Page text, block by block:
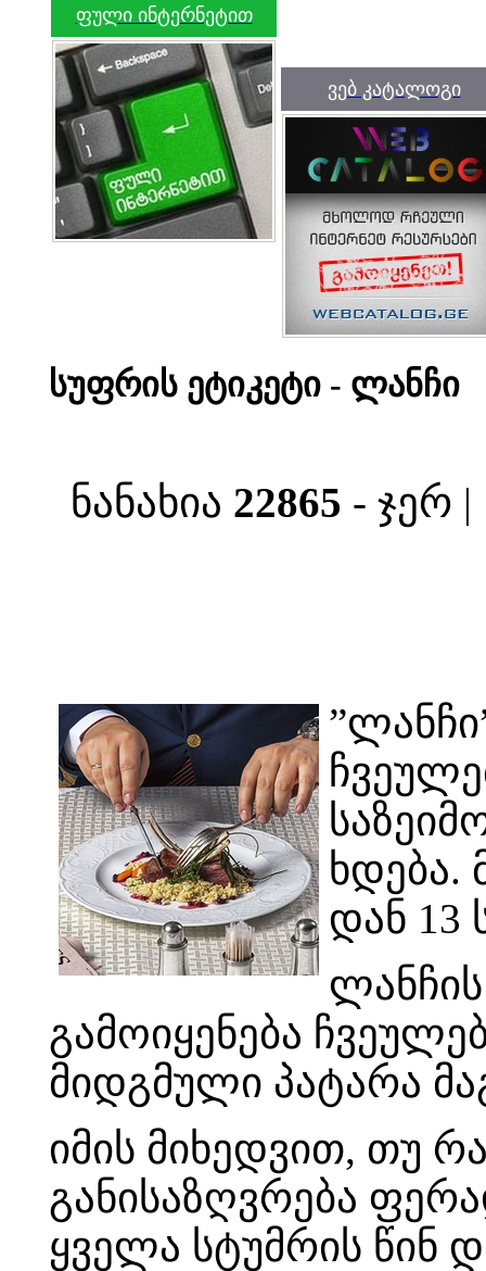
ფული ინტერნეტით
ვებ კატალოგი
სუფრის ეტიკეტი - ლანჩი
ნანახია 22865 - ჯერ
ხდება.
დან 13
გამოიყენება
მიდგმული პატარა
იმის მიხედვით, თუ
განისაზღვრება
ყველა სტუმრის წინ